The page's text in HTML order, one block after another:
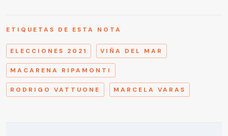
ETIQUETAS DE ESTA NOTA
ELECCIONES 2021 VIÑA DEL MAR
MACARENA RIPAMONTI
RODRIGO VATTUONE MARCELA VARAS